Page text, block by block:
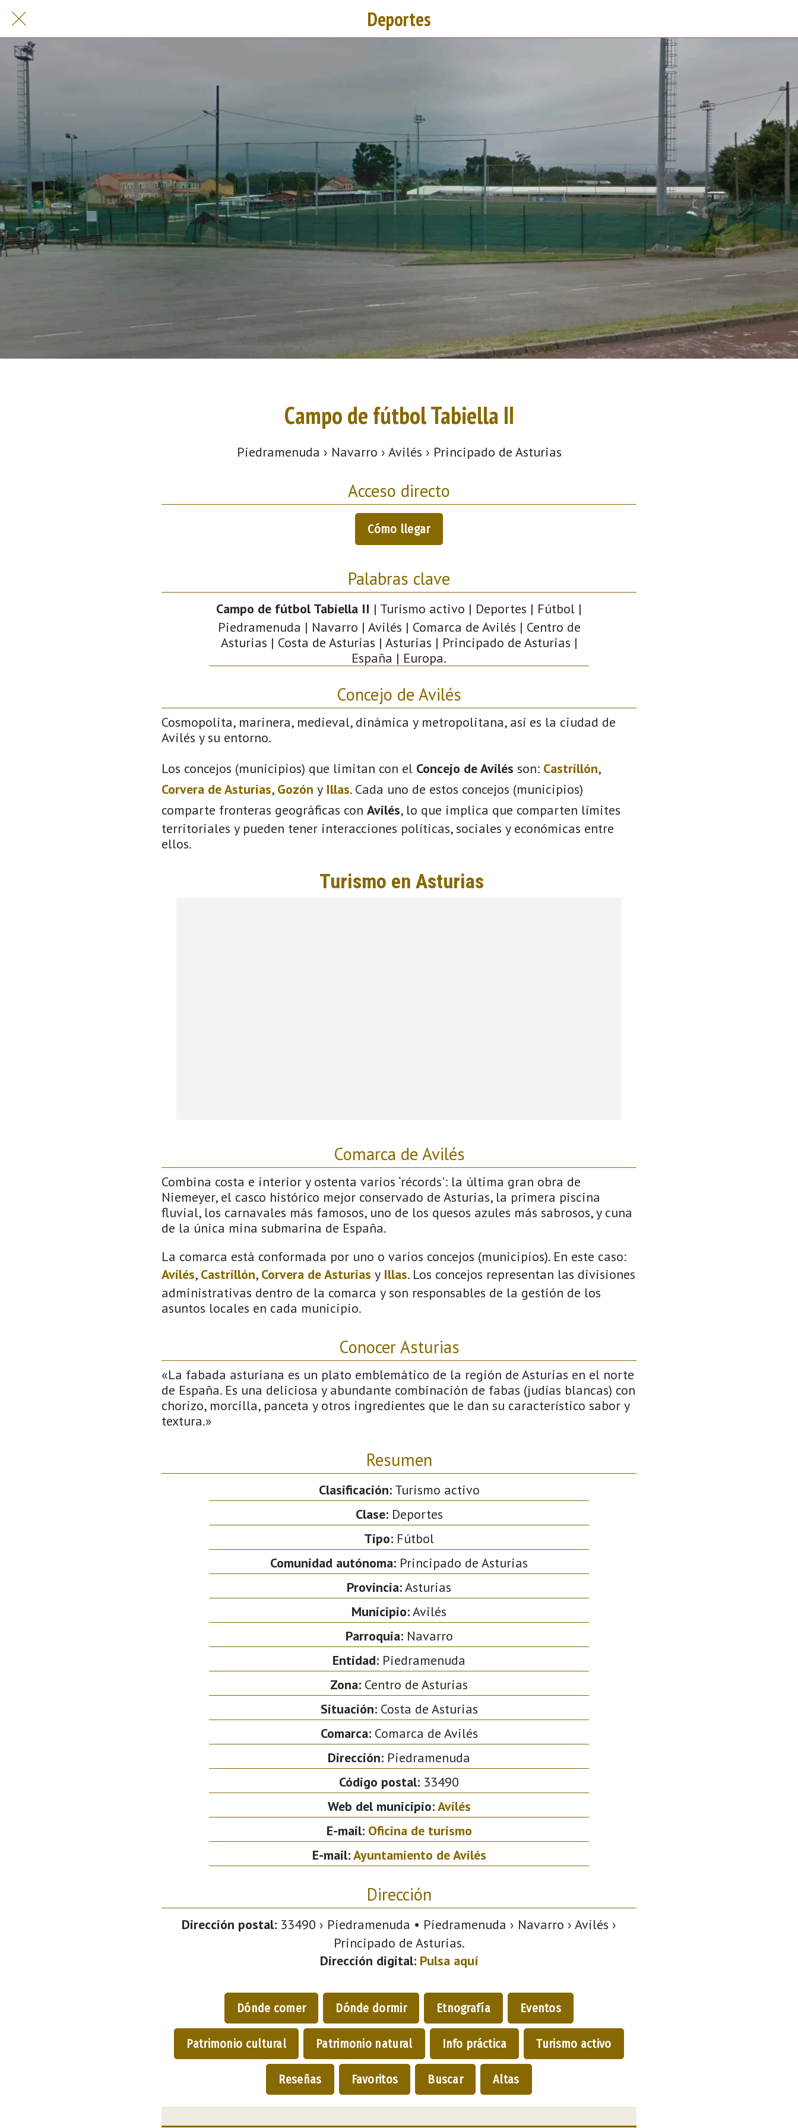
Deportes
Campo de fútbol Tabiella II
Piedramenuda › Navarro › Avilés › Principado de Asturias
Acceso directo
Cómo llegar
Palabras clave
Campo de fútbol Tabiella II | Turismo activo | Deportes | Fútbol |
Piedramenuda | Navarro | Avilés | Comarca de Avilés | Centro de
Asturias | Costa de Asturias | Asturias | Principado de Asturias |
España | Europa.
Concejo de Avilés
Cosmopolita, marinera, medieval, dinámica y metropolitana, así es la ciudad de
Avilés y su entorno.
Los concejos (municipios) que limitan con el Concejo de Avilés son: Castrillón,
Corvera de Asturias, Gozón y Illas. Cada uno de estos concejos (municipios)
comparte fronteras geográficas con Avilés, lo que implica que comparten límites
territoriales y pueden tener interacciones políticas, sociales y económicas entre
ellos.
Comarca de Avilés
Combina costa e interior y ostenta varios ‘récords': la última gran obra de
Niemeyer, el casco histórico mejor conservado de Asturias, la primera piscina
fluvial, los carnavales más famosos, uno de los quesos azules más sabrosos, y cuna
de la única mina submarina de España.
La comarca está conformada por uno o varios concejos (municipios). En este caso:
Avilés, Castrillón, Corvera de Asturias y Illas. Los concejos representan las divisiones
administrativas dentro de la comarca y son responsables de la gestión de los
asuntos locales en cada municipio.
Conocer Asturias
«La fabada asturiana es un plato emblemático de la región de Asturias en el norte
de España. Es una deliciosa y abundante combinación de fabas (judías blancas) con
chorizo, morcilla, panceta y otros ingredientes que le dan su característico sabor y
textura.»
Resumen
Clasificación:Turismo activo
Clase:Deportes
Tipo: Fútbol
Comunidad autónoma: Principado de Asturias
Provincia:Asturias
Municipio:Avilés
Parroquia:Navarro
Entidad: Piedramenuda
Zona: Centro de Asturias
Situación:Costa de Asturias
Comarca:Comarca de Avilés
Dirección: Piedramenuda
Código postal: 33490
Web del municipio:Avilés
E-mail: Oficina de turismo
E-mail:Ayuntamiento de Avilés
Dirección
Dirección postal: 33490 › Piedramenuda • Piedramenuda › Navarro › Avilés ›
Principado de Asturias.
Dirección digital: Pulsa aquí
Dónde comer Dónde dormir Etnografía Eventos
Patrimonio cultural Patrimonio natural Info práctica Turismo activo
Reseñas Favoritos Buscar Altas